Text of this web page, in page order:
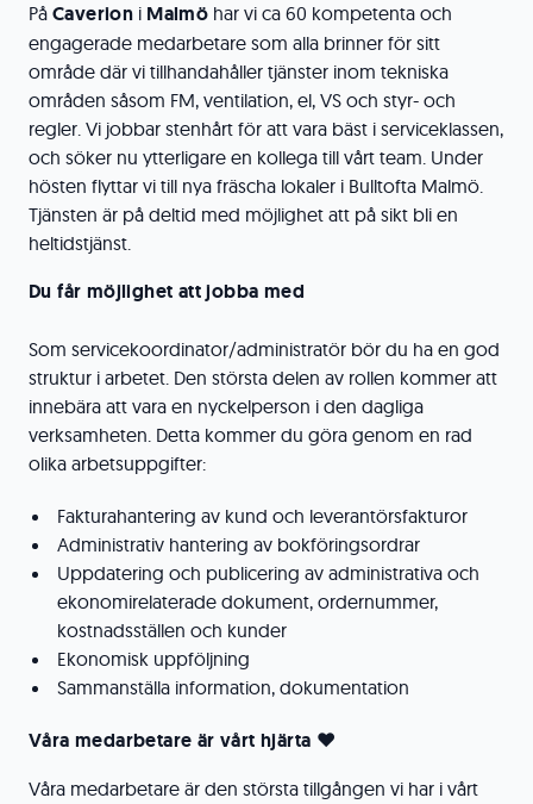
På Caverion i Malmö har vi ca 60 kompetenta och
engagerade medarbetare som alla brinner för sitt
område där vi tillhandahåller tjänster inom tekniska
områden såsom FM, ventilation, el, VS och styr- och
regler. Vi jobbar stenhårt för att vara bäst i serviceklassen,
och söker nu ytterligare en kollega till vårt team. Under
hösten flyttar vi till nya fräscha lokaler i Bulltofta Malmö.
Tjänsten är på deltid med möjlighet att på sikt bli en
heltidstjänst.
Du får möjlighet att jobba med
Som servicekoordinator/administratör bör du ha en god
struktur i arbetet. Den största delen av rollen kommer att
innebära att vara en nyckelperson i den dagliga
verksamheten. Detta kommer du göra genom en rad
olika arbetsuppgifter:
Fakturahantering av kund och leverantörsfakturor
Administrativ hantering av bokföringsordrar
Uppdatering och publicering av administrativa och
ekonomirelaterade dokument, ordernummer,
kostnadsställen och kunder
Ekonomisk uppföljning
Sammanställa information, dokumentation
Våra medarbetare är vårt hjärta ❤
Våra medarbetare är den största tillgången vi har i vårt